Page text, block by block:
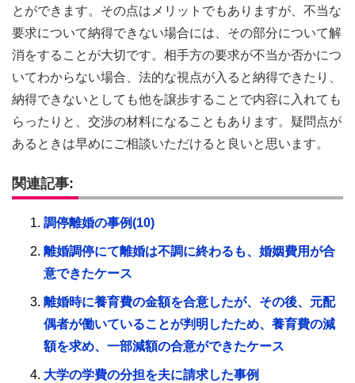
とができます。その点はメリットでもありますが、不当な
要求について納得できない場合には、その部分について解
消をすることが大切です。相手方の要求が不当か否かにつ
いてわからない場合、法的な視点が入ると納得できたり、
納得できないとしても他を譲歩することで内容に入れても
らったりと、交渉の材料になることもあります。疑問点が
あるときは早めにご相談いただけると良いと思います。
関連記事:
調停離婚の事例(10)
離婚調停にて離婚は不調に終わるも、婚姻費用が合
意できたケース
離婚時に養育費の金額を合意したが、その後、元配
偶者が働いていることが判明したため、養育費の減
額を求め、一部減額の合意ができたケース
大学の学費の分担を夫に請求した事例